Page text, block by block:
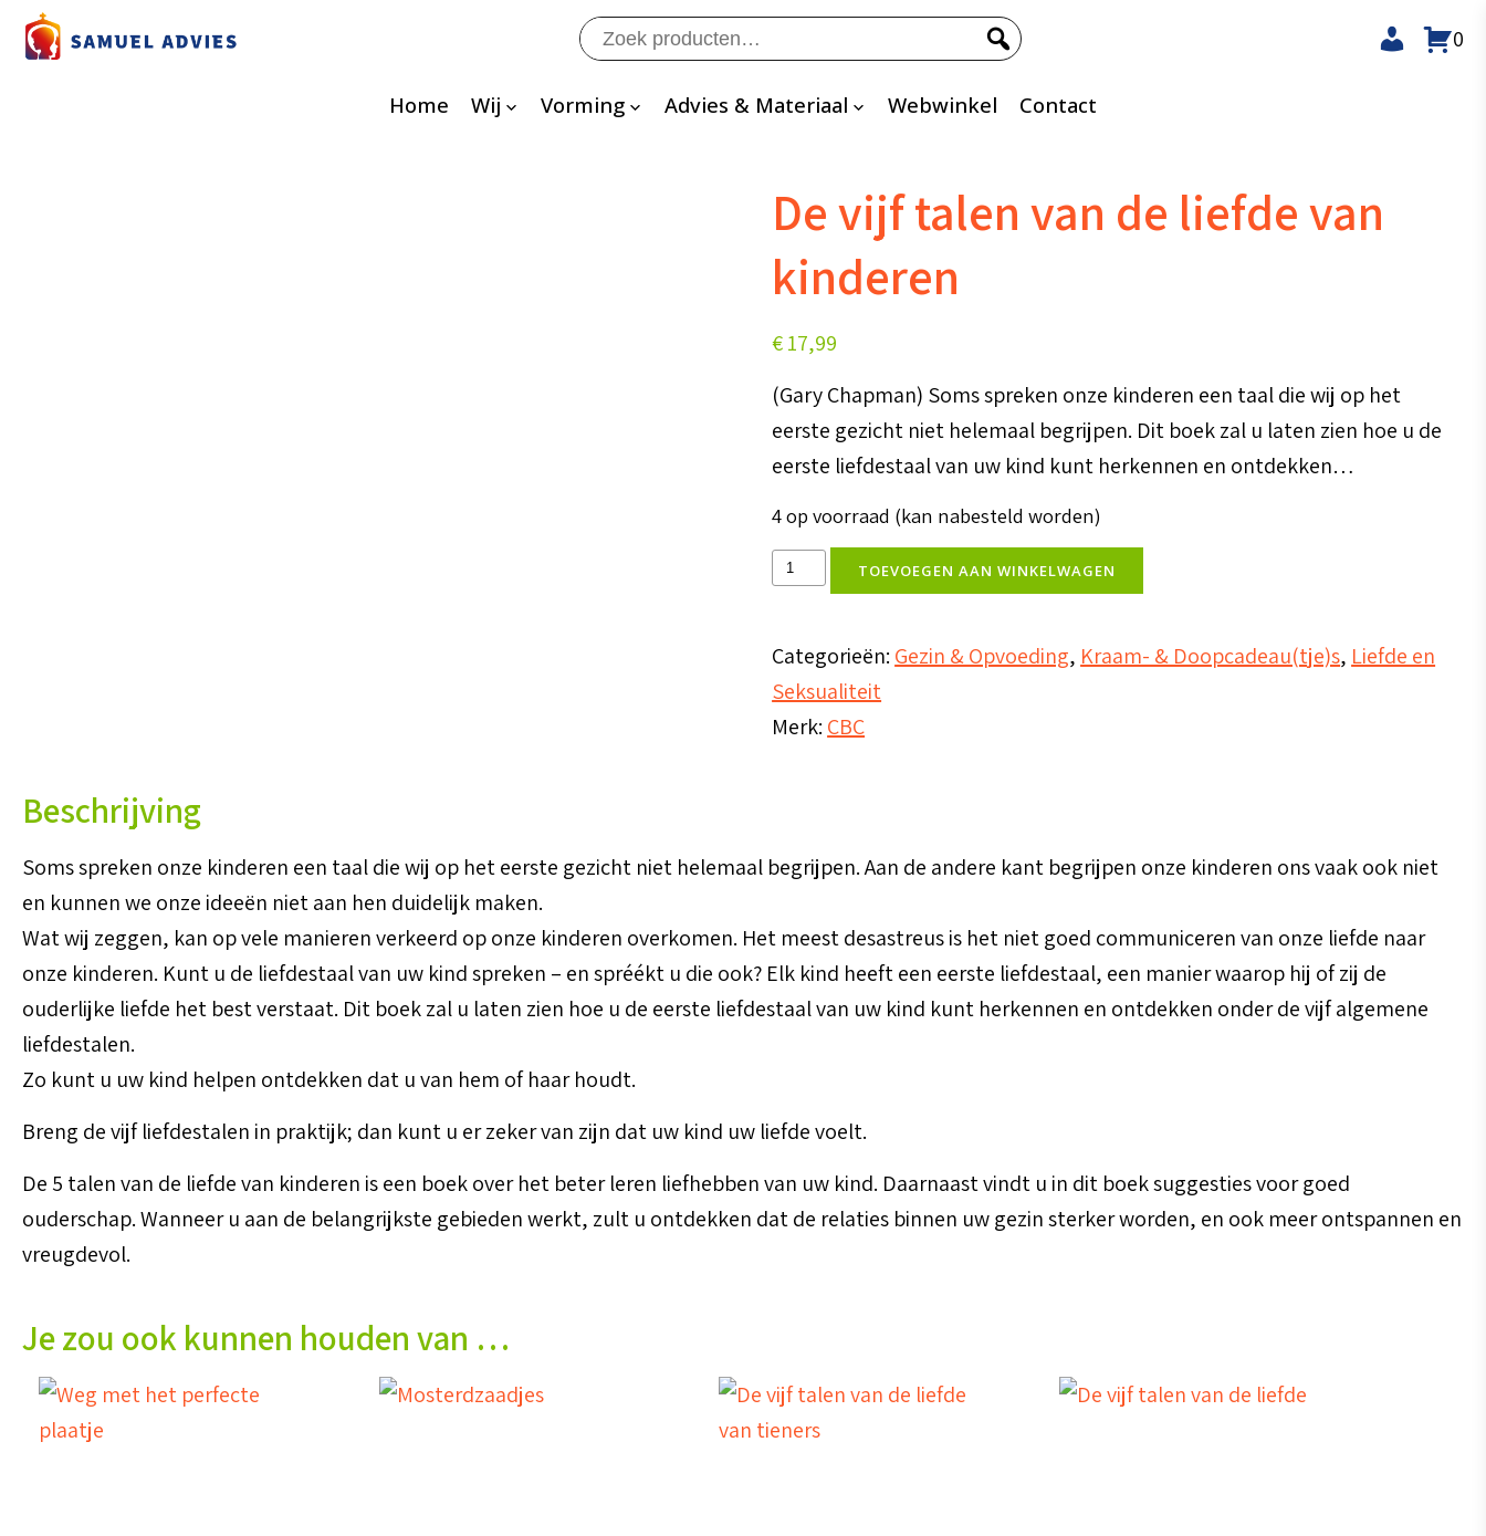
Zoeken
naar:
Home Wij Vorming Advies & Materiaal Webwinkel Contact
0
De vijf talen van de liefde van
kinderen
€17,99
(Gary Chapman) Soms spreken onze kinderen een taal die wij op het
eerste gezicht niet helemaal begrijpen. Dit boek zal u laten zien hoe u de
eerste liefdestaal van uw kind kunt herkennen en ontdekken…
4 op voorraad (kan nabesteld worden)
De
van
de
liefde
TOEVOEGEN AAN WINKELWAGEN
Categorieën: Gezin & Opvoeding, Kraam- & Doopcadeau(tje)s, Liefde en
Seksualiteit
Merk: CBC
Beschrijving
Soms spreken onze kinderen een taal die wij op het eerste gezicht niet helemaal begrijpen. Aan de andere kant begrijpen onze kinderen ons vaak ook niet
en kunnen we onze ideeën niet aan hen duidelijk maken.
Wat wij zeggen, kan op vele manieren verkeerd op onze kinderen overkomen. Het meest desastreus is het niet goed communiceren van onze liefde naar
onze kinderen. Kunt u de liefdestaal van uw kind spreken – en spréékt u die ook? Elk kind heeft een eerste liefdestaal, een manier waarop hij of zij de
ouderlijke liefde het best verstaat. Dit boek zal u laten zien hoe u de eerste liefdestaal van uw kind kunt herkennen en ontdekken onder de vijf algemene
liefdestalen.
Zo kunt u uw kind helpen ontdekken dat u van hem of haar houdt.
Breng de vijf liefdestalen in praktijk; dan kunt u er zeker van zijn dat uw kind uw liefde voelt.
De 5 talen van de liefde van kinderen is een boek over het beter leren liefhebben van uw kind. Daarnaast vindt u in dit boek suggesties voor goed
ouderschap. Wanneer u aan de belangrijkste gebieden werkt, zult u ontdekken dat de relaties binnen uw gezin sterker worden, en ook meer ontspannen en
vreugdevol.
Je zou ook kunnen houden van …